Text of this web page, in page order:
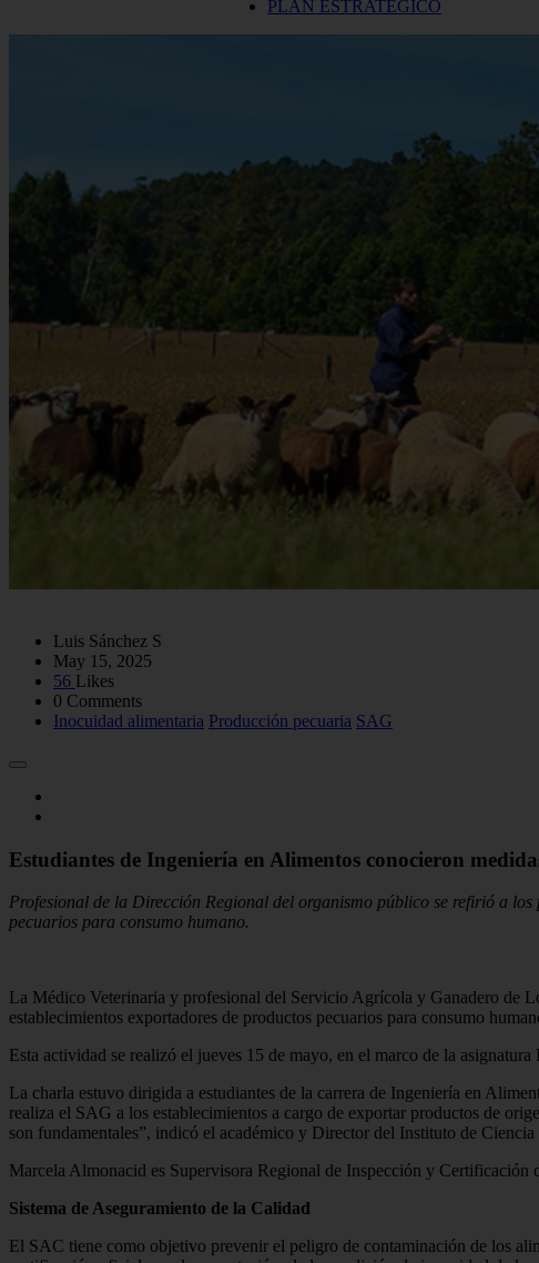
PLAN ESTRATÉGICO
Luis Sánchez S
May 15, 2025
56 Likes
0 Comments
Inocuidad alimentaria Producción pecuaria SAG
Estudiantes de Ingeniería en Alimentos conocieron
Profesional de la Dirección Regional del organismo público se refirió a
pecuarios para consumo humano.
La Médico Veterinaria y profesional del Servicio Agrícola y Ganadero de
establecimientos exportadores de productos pecuarios para consumo
Esta actividad se realizó el jueves 15 de mayo, en el marco de la
La charla estuvo dirigida a estudiantes de la carrera de Ingeniería en
realiza el SAG a los establecimientos a cargo de exportar productos de
son fundamentales”, indicó el académico y Director del Instituto de
Marcela Almonacid es Supervisora Regional de Inspección y
Sistema de Aseguramiento de la Calidad
El SAC tiene como objetivo prevenir el peligro de contaminación de los